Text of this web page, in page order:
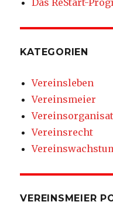
KATEGORIEN
Vereinsleben
Vereinsmeier
Vereinsrecht
VEREINSMEIER